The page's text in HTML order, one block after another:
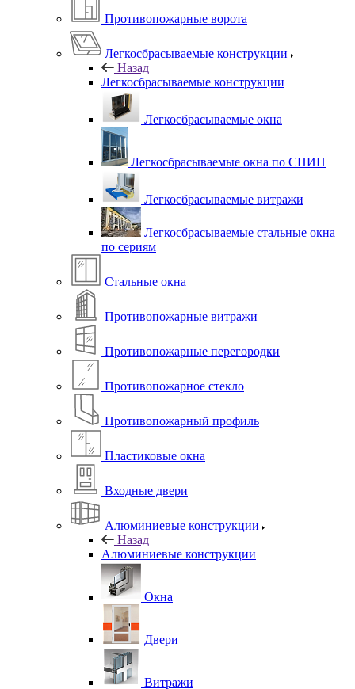
Противопожарные ворота
Легкосбрасываемые конструкции
Назад
Легкосбрасываемые конструкции
Легкосбрасываемые окна
Легкосбрасываемые окна по СНИП
Легкосбрасываемые витражи
Легкосбрасываемые стальные окна
по сериям
Стальные окна
Противопожарные витражи
Противопожарные перегородки
Противопожарное стекло
Противопожарный профиль
Пластиковые окна
Входные двери
Алюминиевые конструкции
Назад
Алюминиевые конструкции
Окна
Двери
Витражи